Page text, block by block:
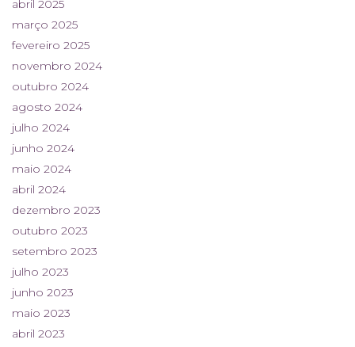
abril 2025
março 2025
fevereiro 2025
novembro 2024
outubro 2024
agosto 2024
julho 2024
junho 2024
maio 2024
abril 2024
dezembro 2023
outubro 2023
setembro 2023
julho 2023
junho 2023
maio 2023
abril 2023